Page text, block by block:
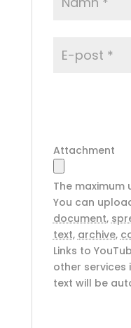
Attachment
The maximum
You can
document,
text, archive,
Links to
other services
text will be